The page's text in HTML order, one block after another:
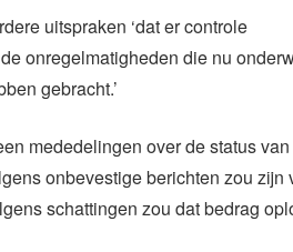
uitspraken ‘dat er controle
onregelmatigheden die nu
gebracht.’
mededelingen over de status
onbevestige berichten zou zijn
schattingen zou dat bedrag